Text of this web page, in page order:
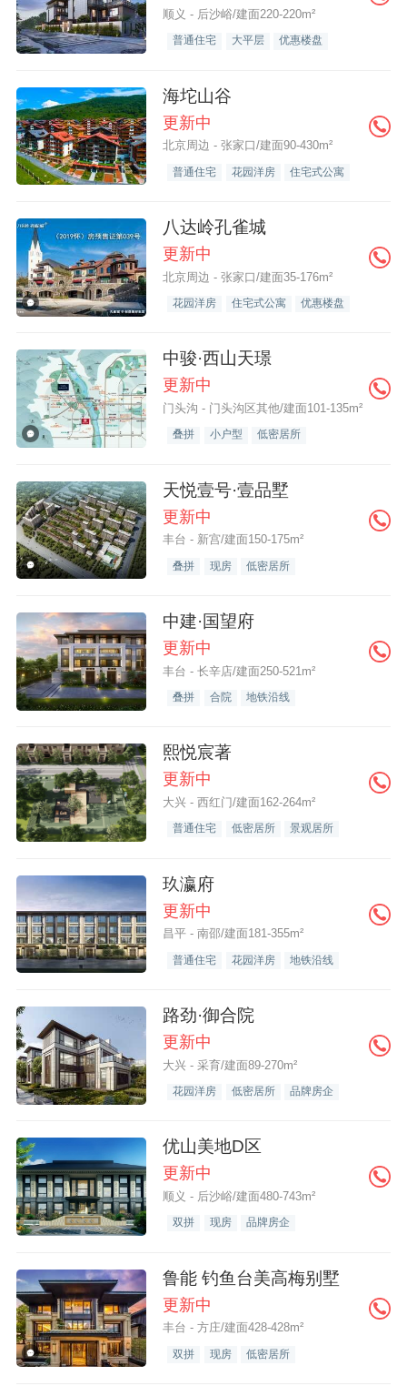
顺义 - 后沙峪/建面220-220m²
普通住宅 大平层 优惠楼盘
海坨山谷
更新中
北京周边 - 张家口/建面90-430m²
普通住宅 花园洋房 住宅式公寓
八达岭孔雀城
更新中
北京周边 - 张家口/建面35-176m²
花园洋房 住宅式公寓 优惠楼盘
中骏·西山天璟
更新中
门头沟 - 门头沟区其他/建面101-135m²
叠拼 小户型 低密居所
天悦壹号·壹品墅
更新中
丰台 - 新宫/建面150-175m²
叠拼 现房 低密居所
中建·国望府
更新中
丰台 - 长辛店/建面250-521m²
叠拼 合院 地铁沿线
熙悦宸著
更新中
大兴 - 西红门/建面162-264m²
普通住宅 低密居所 景观居所
玖瀛府
更新中
昌平 - 南邵/建面181-355m²
普通住宅 花园洋房 地铁沿线
路劲·御合院
更新中
大兴 - 采育/建面89-270m²
花园洋房 低密居所 品牌房企
优山美地D区
更新中
顺义 - 后沙峪/建面480-743m²
双拼 现房 品牌房企
鲁能 钓鱼台美高梅别墅
更新中
丰台 - 方庄/建面428-428m²
双拼 现房 低密居所